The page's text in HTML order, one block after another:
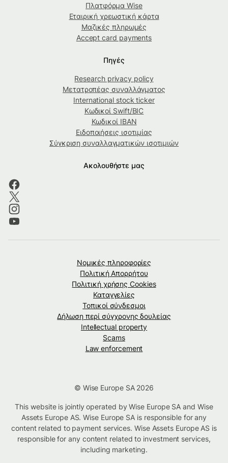
Πλατφόρμα Wise
Εταιρική χρεωστική κάρτα
Μαζικές πληρωμές
Accept card payments
Πηγές
Research privacy policy
Μετατροπέας συναλλάγματος
International stock ticker
Κωδικοί Swift/BIC
Κωδικοί IBAN
Ειδοποιήσεις ισοτιμίας
Σύγκριση συναλλαγματικών ισοτιμιών
Ακολουθήστε μας
Νομικές πληροφορίες
Πολιτική Απορρήτου
Πολιτική χρήσης Cookies
Καταγγελίες
Τοπικοί σύνδεσμοι
Δήλωση περί σύγχρονης δουλείας
Intellectual property
Scams
Law enforcement
© Wise Europe SA 2026
This website is jointly operated by Wise Europe SA and Wise
Assets Europe AS. Wise Europe SA is responsible for any
content related to payment services. Wise Assets Europe AS is
responsible for any content related to investment services,
including marketing.